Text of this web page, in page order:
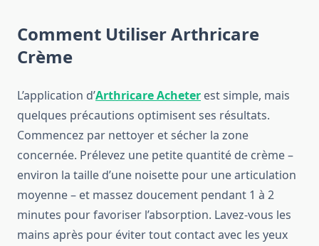
Comment Utiliser Arthricare
Crème
L’application d’Arthricare Acheter est simple, mais
quelques précautions optimisent ses résultats.
Commencez par nettoyer et sécher la zone
concernée. Prélevez une petite quantité de crème –
environ la taille d’une noisette pour une articulation
moyenne – et massez doucement pendant 1 à 2
minutes pour favoriser l’absorption. Lavez-vous les
mains après pour éviter tout contact avec les yeux